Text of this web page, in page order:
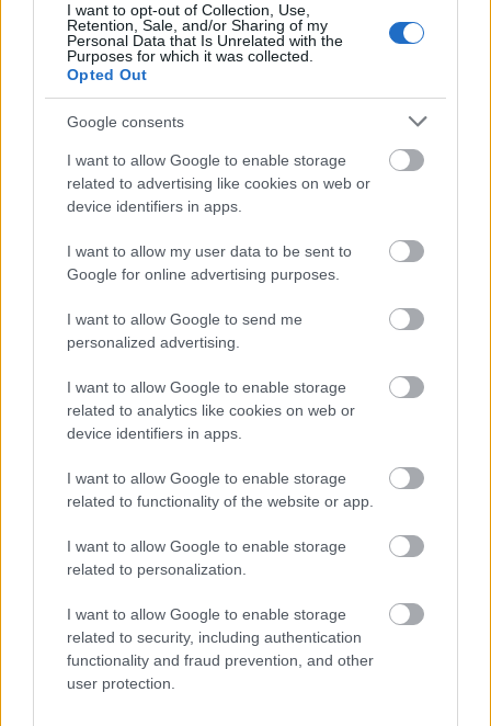
I want to opt-out of Collection, Use,
Retention, Sale, and/or Sharing of my
Personal Data that Is Unrelated with the
Purposes for which it was collected.
Opted Out
Google consents
I want to allow Google to enable storage
related to advertising like cookies on web or
device identifiers in apps.
I want to allow my user data to be sent to
Google for online advertising purposes.
I want to allow Google to send me
personalized advertising.
I want to allow Google to enable storage
related to analytics like cookies on web or
device identifiers in apps.
I want to allow Google to enable storage
related to functionality of the website or app.
I want to allow Google to enable storage
related to personalization.
I want to allow Google to enable storage
related to security, including authentication
functionality and fraud prevention, and other
user protection.
Ακολουθήστε την σελίδα του gMotion στο Facebook
To Kymco Κ-XCT 300i με ABS πλέον!
Εκπλήξεις από την Kymco στην Έκθεση Μοτοσικλέτας
Tags: KYMCO KYMCO DT X360